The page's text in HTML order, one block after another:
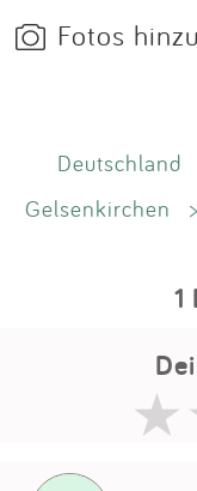
Fotos
Deutschland
Gelsenkirchen
>
1